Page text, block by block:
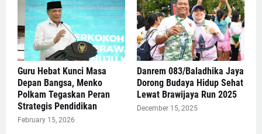
Guru Hebat Kunci Masa
Depan Bangsa, Menko
Polkam Tegaskan Peran
Strategis Pendidikan
February 15, 2026
Danrem 083/Baladhika Jaya
Dorong Budaya Hidup Sehat
Lewat Brawijaya Run 2025
December 15, 2025